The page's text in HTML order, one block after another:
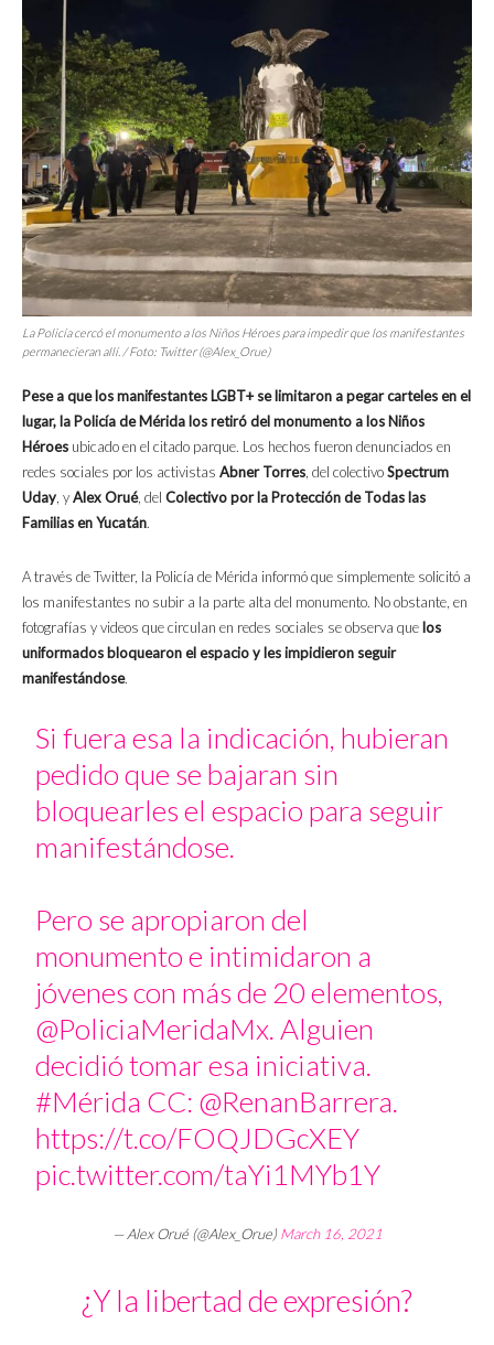
La Policía cercó el monumento a los Niños Héroes para impedir que los manifestantes
permanecieran allí. / Foto: Twitter (@Alex_Orue)
Pese a que los manifestantes LGBT+ se limitaron a pegar carteles en el
lugar, la Policía de Mérida los retiró del monumento a los Niños
Héroes ubicado en el citado parque. Los hechos fueron denunciados en
redes sociales por los activistas Abner Torres, del colectivoSpectrum
Uday, yAlex Orué, del Colectivo por la Protección de Todas las
Familias en Yucatán.
A través de Twitter, la Policía de Mérida informó que simplemente solicitó a
los manifestantes no subir a la parte alta del monumento. No obstante, en
fotografías y videos que circulan en redes sociales se observa que los
uniformados bloquearon el espacio y les impidieron seguir
manifestándose.
Si fuera esa la indicación, hubieran
pedido que se bajaran sin
bloquearles el espacio para seguir
manifestándose.
Pero se apropiaron del
monumento e intimidaron a
jóvenes con más de 20 elementos,
@PoliciaMeridaMx. Alguien
decidió tomar esa iniciativa.
#Mérida CC: @RenanBarrera.
https://t.co/FOQJDGcXEY
pic.twitter.com/taYi1MYb1Y
— Alex Orué (@Alex_Orue)March 16, 2021
¿Y la libertad de expresión?